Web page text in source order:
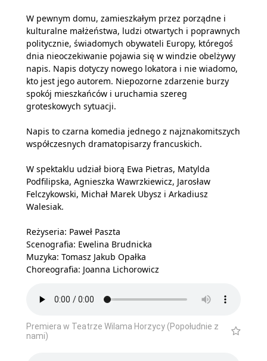
W pewnym domu, zamieszkałym przez porządne i
kulturalne małżeństwa, ludzi otwartych i poprawnych
politycznie, świadomych obywateli Europy, któregoś
dnia nieoczekiwanie pojawia się w windzie obelżywy
napis. Napis dotyczy nowego lokatora i nie wiadomo,
kto jest jego autorem. Niepozorne zdarzenie burzy
spokój mieszkańców i uruchamia szereg
groteskowych sytuacji.
Napis to czarna komedia jednego z najznakomitszych
współczesnych dramatopisarzy francuskich.
W spektaklu udział biorą Ewa Pietras, Matylda
Podfilipska, Agnieszka Wawrzkiewicz, Jarosław
Felczykowski, Michał Marek Ubysz i Arkadiusz
Walesiak.
Reżyseria: Paweł Paszta
Scenografia: Ewelina Brudnicka
Muzyka: Tomasz Jakub Opałka
Choreografia: Joanna Lichorowicz
Premiera w Teatrze Wilama Horzycy (Popołudnie z
nami)